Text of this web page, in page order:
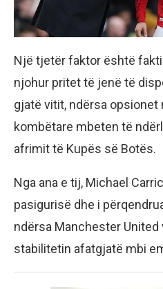
Një tjetër faktor është
njohur pritet të jenë të
gjatë vitit, ndërsa
kombëtare mbeten të
afrimit të Kupës së Botës.
Nga ana e tij, Michael
pasigurisë dhe i
ndërsa Manchester
stabilitetin afatgjatë mbi